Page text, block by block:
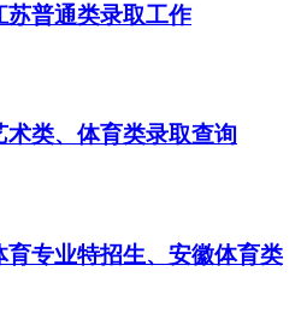
苏普通类录取工作
类、体育类录取查询
育专业特招生、安徽体育类